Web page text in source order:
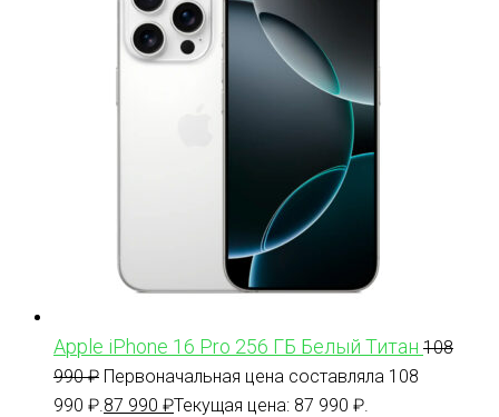
Apple iPhone 16 Pro 256 ГБ Белый Титан 108
990₽ Первоначальная цена составляла 108
990 ₽. 87 990 ₽Текущая цена: 87 990 ₽.